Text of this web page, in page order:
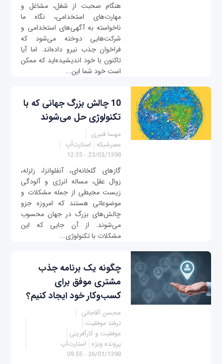
هنگام صحبت از شغل، مشاغل و
مهارت‌های استخدامی، نگاه ما
ناخواسته به آگهی‌های استخدامی و
شرکت‌هایی دوخته می‌شود که
فراخوان جذب نیرو داده‌اند. اما آیا
تاکنون با خود اندیشیده‌اید که ممکن
است خود شما این...
10 چالش بزرگ جهانی که با
تکنولوژی حل می‌شوند
مهسا قنبری
عصرشبکه
استارت‌آپ
23/03/1398 - 12:35
گازهای گلخانه‌ای، آنفلوانزا، زلزله،
زوال عقل، مساله انرژی و آلودگی
زیست مجیطی از جمله مشکلات و
موضوعاتی هستند که امروزه جزو
چالش‌های بزرگ در جهان محسوب
می‌شوند. از آن جایی که این
مشکلات با تکنولوژی...
چگونه یک برنامه جذب
مشتری موفق برای
کسب‌وکار خود ایجاد کنیم؟
محسن آقاجانی
ترفند موفقیت
موفقیت و کارآفرینی
پرونده ویژه استارت‌آپ
26/01/1398 - 09:55